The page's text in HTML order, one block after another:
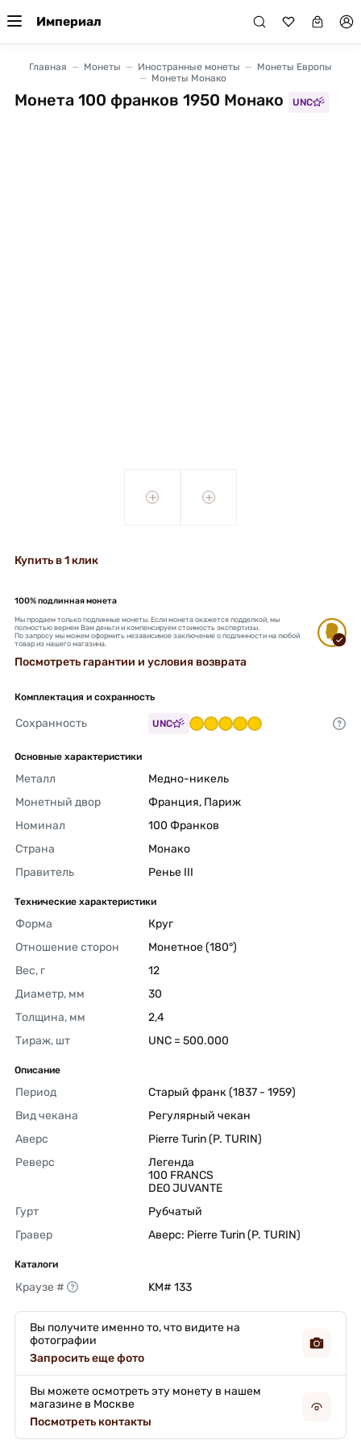
Империал
Главная Монеты Иностранные монеты
Монеты Европы
Монеты Монако
Монета 100 франков 1950 Монако UNC
+ +
Купить в 1 клик
100% подлинная монета
Мы продаем только подлинные монеты. Если монета окажется подделкой, мы
полностью вернем Вам деньги и компенсируем стоимость экспертизы.
По запросу мы можем оформить независимое заключение о подлинности на любой
товар из нашего магазина.
Посмотреть гарантии и условия возврата
Комплектация и сохранность
Сохранность UNC
Основные характеристики
Металл
Медно-никель
Монетный двор
Франция, Париж
Номинал
100 Франков
Страна
Монако
Правитель
Ренье III
Технические характеристики
Форма
Круг
Отношение сторон
Монетное (180°)
Вес, г
12
Диаметр, мм
30
Толщина, мм
2,4
Тираж, шт
UNC = 500.000
Описание
Период
Старый франк (1837 - 1959)
Вид чекана
Регулярный чекан
Аверс
Pierre Turin (P. TURIN)
Реверс
Легенда
100 FRANCS
DEO JUVANTE
Гурт
Рубчатый
Гравер
Аверс: Pierre Turin (P. TURIN)
Каталоги
Краузе # KM# 133
Вы получите именно то, что видите на
фотографии
Запросить еще фото
Вы можете осмотреть эту монету в нашем
магазине в Москве
Посмотреть контакты